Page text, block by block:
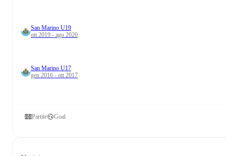
San Marino U19
ott 2019 - ago 2020
San Marino U17
gen 2016 - ott 2017
Partite Goal